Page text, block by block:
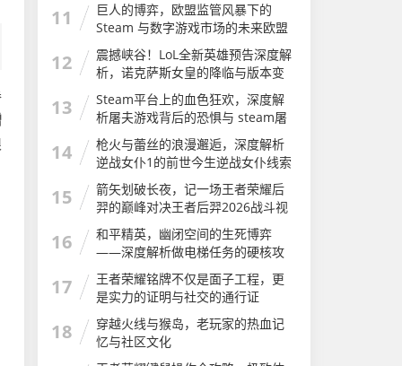
11
巨人的博弈，欧盟监管风暴下的
Steam 与数字游戏市场的未来欧盟
stem教育战略计划
12
震撼峡谷！LoL全新英雄预告深度解
析，诺克萨斯女皇的降临与版本变
革lol全新英雄预告在哪看
13
Steam平台上的血色狂欢，深度解
析屠夫游戏背后的恐惧与 steam屠
夫游戏
14
枪火与蕾丝的浪漫邂逅，深度解析
逆战女仆1的前世今生逆战女仆线索
还可以刷吗
15
箭矢划破长夜，记一场王者荣耀后
羿的巅峰对决王者后羿2026战斗视
频
16
和平精英，幽闭空间的生死博弈
——深度解析做电梯任务的硬核攻
略与心跳时刻和平精英做电梯任务
怎么做
17
王者荣耀铭牌不仅是面子工程，更
是实力的证明与社交的通行证
18
穿越火线与猴岛，老玩家的热血记
忆与社区文化